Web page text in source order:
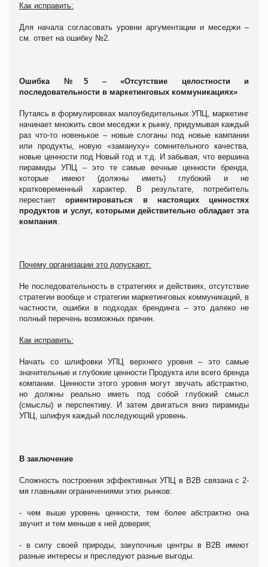
Как исправить:
Для начала согласовать уровни аргументации и меседжи –
см. ответ на ошибку №2.
Ошибка №5 – «Отсутствие целостности и
последовательности в маркетинговых коммуникациях»
Путаясь в формулировках малоубедительных УПЦ, маркетинг
начинает множить свои меседжи к рынку, придумывая каждый
раз что-то новенькое – новые слоганы под новые кампании
или продукты, новую «замануху» сомнительного качества,
новые ценности под Новый год и т.д. И забывая, что вершина
пирамиды УПЦ – это те самые вечные ценности бренда,
которые имеют (должны иметь) глубокий и не
кратковременный характер. В результате, потребитель
перестаеториентироваться в настоящих ценностях
продуктов и услуг, которыми действительно обладает эта
компания
Почему организации это допускают:
Не последовательность в стратегиях и действиях, отсутствие
стратегии вообще и стратегии маркетинговых коммуникаций, в
частности, ошибки в подходах брендинга – это далеко не
полный перечень возможных причин.
Как исправить:
Начать со шлифовки УПЦ верхнего уровня – это самые
значительные и глубокие ценности Продукта или всего бренда
компании. Ценности этого уровня могут звучать абстрактно,
но должны реально иметь под собой глубокий смысл
(смыслы) и перспективу. И затем двигаться вниз пирамиды
УПЦ, шлифуя каждый последующий уровень.
В заключение
Сложность построения эффективных УПЦ в В2В связана с 2-
мя главными ограничениями этих рынков:
- чем выше уровень ценности, тем более абстрактно она
звучит и тем меньше к ней доверия;
- в силу своей природы, закупочные центры в В2В имеют
разные интересы и преследуют разные выгоды.